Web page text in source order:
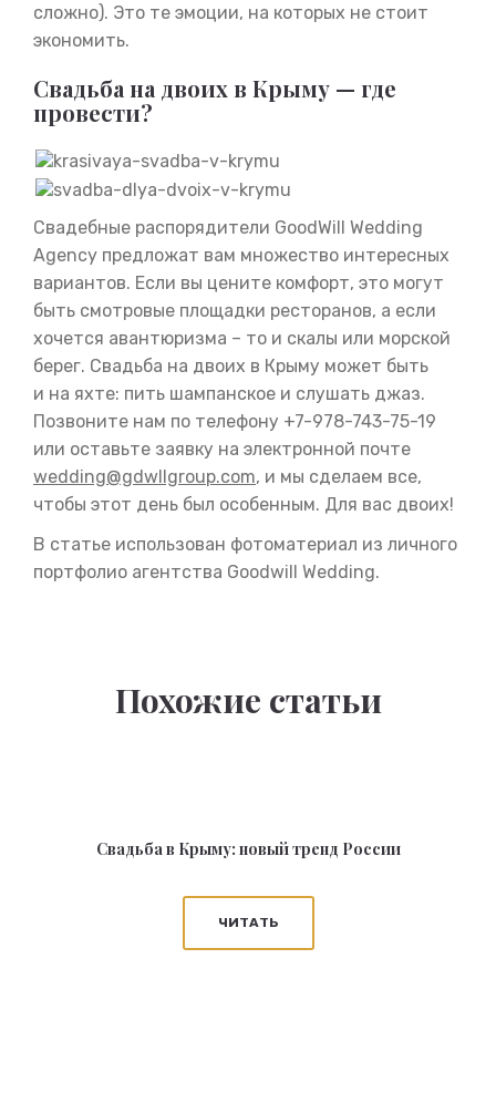
сложно). Это те эмоции, на которых не стоит
экономить.
Свадьба на двоих в Крыму — где
провести?
Свадебные распорядители GoodWill Wedding
Agency предложат вам множество интересных
вариантов. Если вы цените комфорт, это могут
быть смотровые площадки ресторанов, а если
хочется авантюризма – то и скалы или морской
берег. Свадьба на двоих в Крыму может быть
и на яхте: пить шампанское и слушать джаз.
Позвоните нам по телефону +7-978-743-75-19
или оставьте заявку на электронной почте
wedding@gdwllgroup.com, и мы сделаем все,
чтобы этот день был особенным. Для вас двоих!
В статье использован фотоматериал из личного
портфолио агентства Goodwill Wedding.
Похожие статьи
Свадьба в Крыму: новый тренд России
ЧИТАТЬ